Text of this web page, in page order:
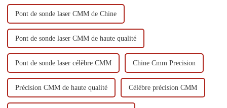
Pont de sonde laser CMM de Chine
Pont de sonde laser CMM de haute qualité
Pont de sonde laser célèbre CMM Chine Cmm Precision
Précision CMM de haute qualité Célèbre précision CMM